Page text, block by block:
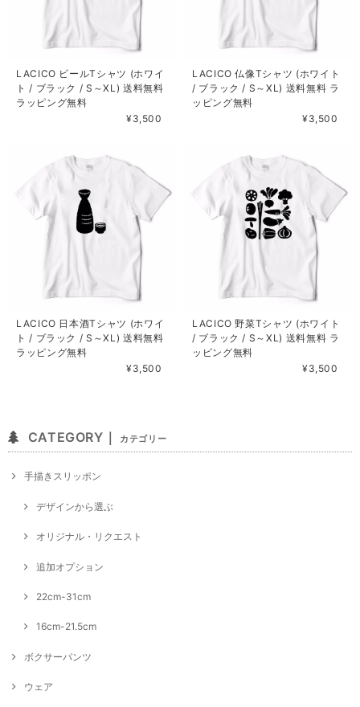
LACICO ビールTシャツ (ホワイ
ト / ブラック / S～XL) 送料無料
ラッピング無料
¥3,500
LACICO 仏像Tシャツ (ホワイト
/ ブラック / S～XL) 送料無料 ラ
ッピング無料
¥3,500
LACICO 日本酒Tシャツ (ホワイ
ト / ブラック / S～XL) 送料無料
ラッピング無料
¥3,500
LACICO 野菜Tシャツ (ホワイト
/ ブラック / S～XL) 送料無料 ラ
ッピング無料
¥3,500
CATEGORY｜ カテゴリー
手描きスリッポン
デザインから選ぶ
オリジナル・リクエスト
追加オプション
22cm-31cm
16cm-21.5cm
ボクサーパンツ
ウェア